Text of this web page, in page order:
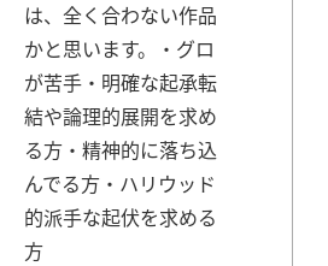
は、全く合わない作品
かと思います。
・グロ
が苦手 ・明確な起承転
結や論理的展開を求め
る方 ・精神的に落ち込
んでる方 ・ハリウッド
的派手な起伏を求める
方